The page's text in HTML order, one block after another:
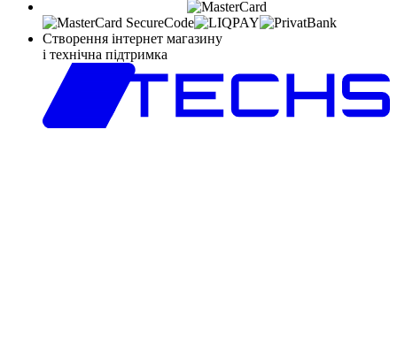
Створення інтернет магазину
і технічна підтримка